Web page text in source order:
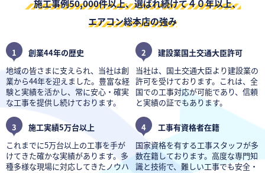
施工事例50,000件以上、選ばれ続けて４０年以上、
エアコン総本店の強み
1
創業44年の歴史
地域の皆さまに支えられ、当社は創
業から44年を迎えました。豊富な経
験と実績を活かし、常に安心・確実
な工事を提供し続けております。
2
建設業国土交通大臣許可
当社は、国土交通大臣より建設業の
許可を受けております。これは、全
国での工事対応が可能であり、信頼
と実績の証でもあります。
3
施工実績5万台以上
これまでに5万台以上の工事を手が
けてきた確かな実績があります。多
種多様な現場に対応してきたノウハ
4
工事有資格者在籍
国家資格を有する工事スタッフが多
数在籍しております。高度な専門知
識と技術で、難しい工事でも安全・